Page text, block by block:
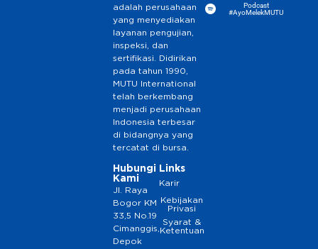
adalah perusahaan
yang menyediakan
layanan pengujian,
inspeksi, dan
sertifikasi. Didirikan
pada tahun 1990,
MUTU International
telah berkembang
menjadi perusahaan
Indonesia terbesar
di bidangnya yang
tercatat di bursa.
Hubungi
Kami
Jl. Raya
Bogor KM
33,5 No.19
Cimanggis,
Depok
Links
Karir
Kebijakan
Privasi
Syarat &
Ketentuan
Podcast
#AyoMelekMUTU